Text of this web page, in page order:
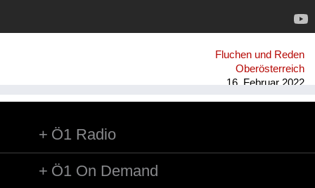
Fluchen und Reden
Oberösterreich
16. Februar 2022
Ö1 Radio
Ö1 On Demand